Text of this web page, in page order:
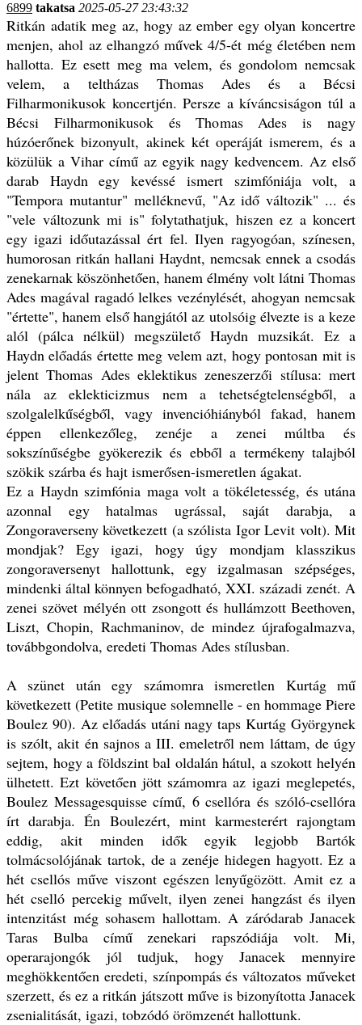
6899 takatsa 2025-05-27 23:43:32
Ritkán adatik meg az, hogy az ember egy olyan koncertre
menjen, ahol az elhangzó művek 4/5-ét még életében nem
hallotta. Ez esett meg ma velem, és gondolom nemcsak
velem, a teltházas Thomas Ades és a Bécsi
Filharmonikusok koncertjén. Persze a kíváncsiságon túl a
Bécsi Filharmonikusok és Thomas Ades is nagy
húzóerőnek bizonyult, akinek két operáját ismerem, és a
közülük a Vihar című az egyik nagy kedvencem. Az első
darab Haydn egy kevéssé ismert szimfóniája volt, a
"Tempora mutantur" melléknevű, "Az idő változik" ... és
"vele változunk mi is" folytathatjuk, hiszen ez a koncert
egy igazi időutazással ért fel. Ilyen ragyogóan, színesen,
humorosan ritkán hallani Haydnt, nemcsak ennek a csodás
zenekarnak köszönhetően, hanem élmény volt látni Thomas
Ades magával ragadó lelkes vezénylését, ahogyan nemcsak
"értette", hanem első hangjától az utolsóig élvezte is a keze
alól (pálca nélkül) megszülető Haydn muzsikát. Ez a
Haydn előadás értette meg velem azt, hogy pontosan mit is
jelent Thomas Ades eklektikus zeneszerzői stílusa: mert
nála az eklekticizmus nem a tehetségtelenségből, a
szolgalelkűségből, vagy invencióhiányból fakad, hanem
éppen ellenkezőleg, zenéje a zenei múltba és
sokszínűségbe gyökerezik és ebből a termékeny talajból
szökik szárba és hajt ismerősen-ismeretlen ágakat.
Ez a Haydn szimfónia maga volt a tökéletesség, és utána
azonnal egy hatalmas ugrással, saját darabja, a
Zongoraverseny következett (a szólista Igor Levit volt). Mit
mondjak? Egy igazi, hogy úgy mondjam klasszikus
zongoraversenyt hallottunk, egy izgalmasan szépséges,
mindenki által könnyen befogadható, XXI. századi zenét. A
zenei szövet mélyén ott zsongott és hullámzott Beethoven,
Liszt, Chopin, Rachmaninov, de mindez újrafogalmazva,
továbbgondolva, eredeti Thomas Ades stílusban.
A szünet után egy számomra ismeretlen Kurtág mű
következett (Petite musique solemnelle - en hommage Piere
Boulez 90). Az előadás utáni nagy taps Kurtág Györgynek
is szólt, akit én sajnos a III. emeletről nem láttam, de úgy
sejtem, hogy a földszint bal oldalán hátul, a szokott helyén
ülhetett. Ezt követően jött számomra az igazi meglepetés,
Boulez Messagesquisse című, 6 csellóra és szóló-csellóra
írt darabja. Én Boulezért, mint karmesterért rajongtam
eddig, akit minden idők egyik legjobb Bartók
tolmácsolójának tartok, de a zenéje hidegen hagyott. Ez a
hét csellós műve viszont egészen lenyűgözött. Amit ez a
hét cselló percekig művelt, ilyen zenei hangzást és ilyen
intenzitást még sohasem hallottam. A záródarab Janacek
Taras Bulba című zenekari rapszódiája volt. Mi,
operarajongók jól tudjuk, hogy Janacek mennyire
meghökkentően eredeti, színpompás és változatos műveket
szerzett, és ez a ritkán játszott műve is bizonyította Janacek
zsenialitását, igazi, tobzódó örömzenét hallottunk.